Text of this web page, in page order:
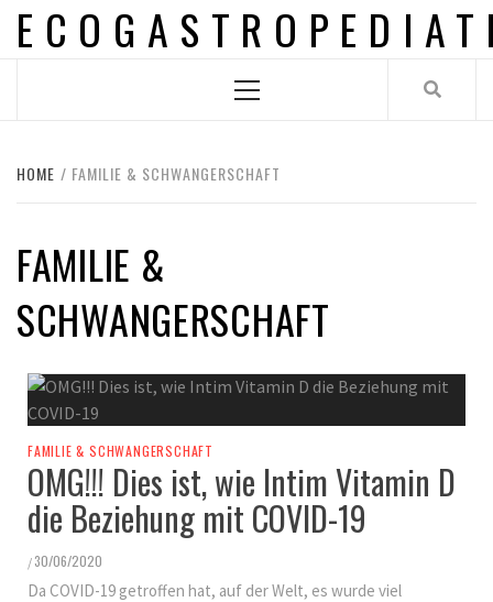
Skip
Menu
HOME FAMILIE & SCHWANGERSCHAFT
FAMILIE &
SCHWANGERSCHAFT
FAMILIE & SCHWANGERSCHAFT
OMG!!! Dies ist, wie Intim Vitamin D
die Beziehung mit COVID-19
/ 30/06/2020
Da COVID-19 getroffen hat, auf der Welt, es wurde viel